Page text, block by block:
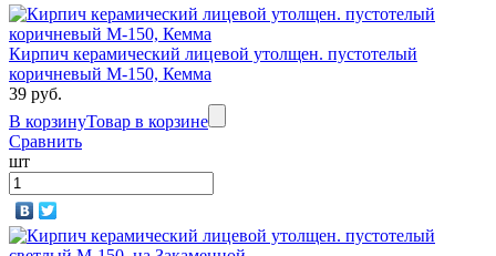
Кирпич керамический лицевой утолщен. пустотелый
коричневый М-150, Кемма
39 руб.
В корзинуТовар в корзине
Сравнить
шт